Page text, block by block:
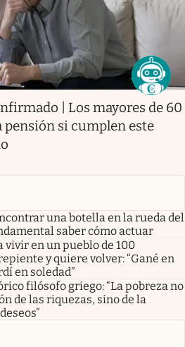
| Los mayores de 60
pensión si cumplen este
una botella en la rueda del
saber cómo actuar
vivir en un pueblo de 100
y quiere volver: “Gané en
en soledad”
filósofo griego: “La pobreza no
de las riquezas, sino de la